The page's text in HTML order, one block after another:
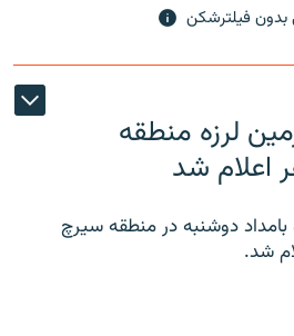
فیلترشکن
لرزه منطقه
دوشنبه در منطقه سیرچ